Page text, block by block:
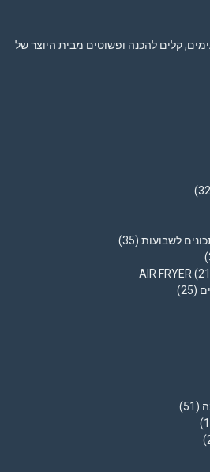
קלים להכנה ופשוטים מבית היוצר של
לשבועות (35)
(25)
(51)